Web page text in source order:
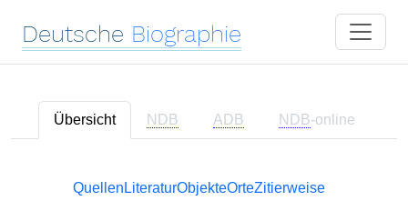
Deutsche Biographie
Übersicht NDB ADB NDB-online
Quellen LiteraturObjekteOrteZitierweise